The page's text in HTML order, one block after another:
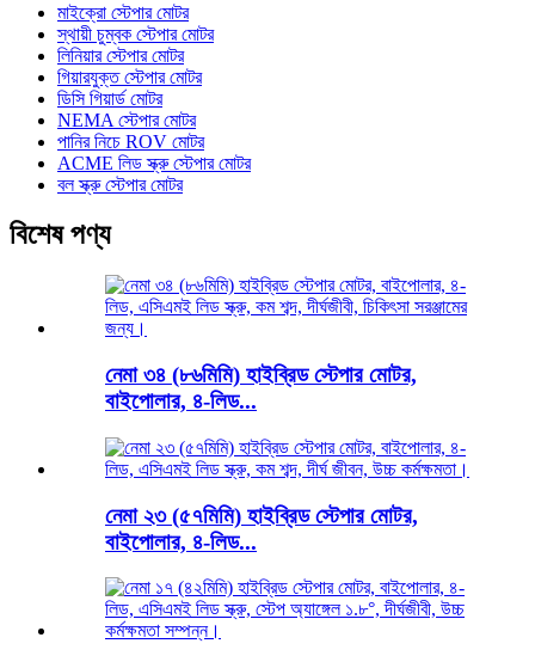
মাইক্রো স্টেপার মোটর
স্থায়ী চুম্বক স্টেপার মোটর
লিনিয়ার স্টেপার মোটর
গিয়ারযুক্ত স্টেপার মোটর
ডিসি গিয়ার্ড মোটর
NEMA স্টেপার মোটর
পানির নিচে ROV মোটর
ACME লিড স্ক্রু স্টেপার মোটর
বল স্ক্রু স্টেপার মোটর
বিশেষ পণ্য
নেমা ৩৪ (৮৬মিমি) হাইব্রিড স্টেপার মোটর,
বাইপোলার, ৪-লিড...
নেমা ২৩ (৫৭মিমি) হাইব্রিড স্টেপার মোটর,
বাইপোলার, ৪-লিড...